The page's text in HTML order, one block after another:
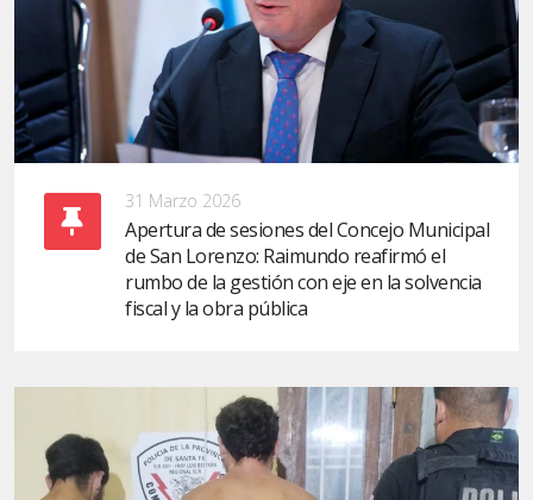
31 Marzo 2026
Apertura de sesiones del Concejo Municipal
de San Lorenzo: Raimundo reafirmó el
rumbo de la gestión con eje en la solvencia
fiscal y la obra pública